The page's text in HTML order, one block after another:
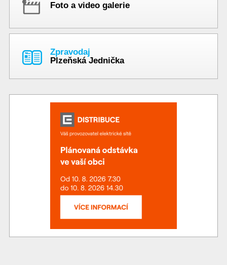
Foto a video galerie
Zpravodaj
Plzeňská Jednička